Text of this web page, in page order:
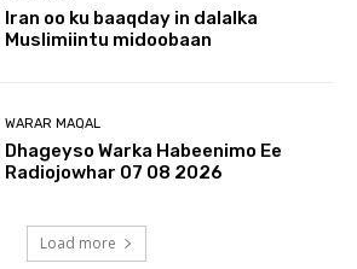
Iran oo ku baaqday in dalalka
Muslimiintu midoobaan
WARAR MAQAL
Dhageyso Warka Habeenimo Ee
Radiojowhar 07 08 2026
Load more